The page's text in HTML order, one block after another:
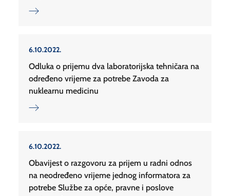
6.10.2022.
Odluka o prijemu dva laboratorijska tehničara na
određeno vrijeme za potrebe Zavoda za
nuklearnu medicinu
6.10.2022.
Obavijest o razgovoru za prijem u radni odnos
na neodređeno vrijeme jednog informatora za
potrebe Službe za opće, pravne i poslove